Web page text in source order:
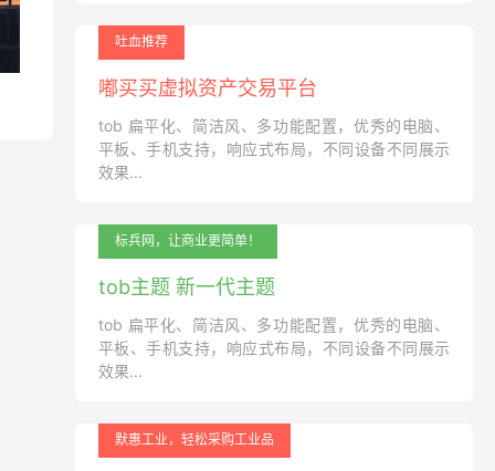
吐血推荐
嘟买买虚拟资产交易平台
tob 扁平化、简洁风、多功能配置，优秀的电脑、
平板、手机支持，响应式布局，不同设备不同展示
效果...
标兵网，让商业更简单！
tob主题 新一代主题
tob 扁平化、简洁风、多功能配置，优秀的电脑、
平板、手机支持，响应式布局，不同设备不同展示
效果...
默惠工业，轻松采购工业品